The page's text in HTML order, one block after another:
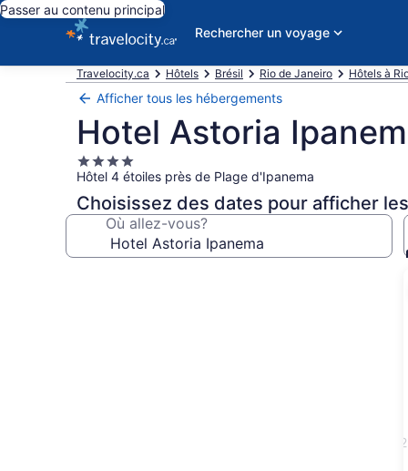
Passer au contenu principal
Rechercher un voyage
Travelocity.ca Hôtels Brésil Rio de Janeiro Hôtels à
Afficher tous les hébergements
Hotel Astoria
Hébergement
4.0 étoiles
Hôtel 4 étoiles près de Plage d'Ipanema
Choisissez des dates pour afficher
Où allez-vous?
2